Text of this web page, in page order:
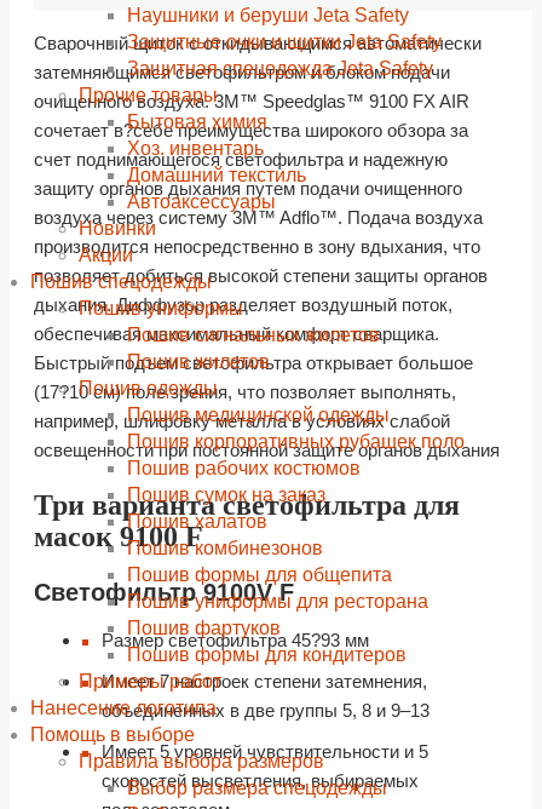
Наушники и беруши Jeta Safety
Защитные очки и щитки Jeta Safety
Защитная спецодежда Jeta Safety
Прочие товары
Бытовая химия
Хоз. инвентарь
Домашний текстиль
Автоаксессуары
Новинки
Акции
Пошив спецодежды
Пошив униформы
Пошив сигнальных жилетов
Пошив жилетов
Пошив одежды
Пошив медицинской одежды
Пошив корпоративных рубашек поло
Пошив рабочих костюмов
Пошив сумок на заказ
Пошив халатов
Пошив комбинезонов
Пошив формы для общепита
Пошив униформы для ресторана
Пошив фартуков
Пошив формы для кондитеров
Примеры работ
Нанесение логотипа
Помощь в выборе
Правила выбора размеров
Выбор размера спецодежды
Сварочный щиток с откидывающимся автоматически
затемняющимся светофильтром и блоком подачи
очищенного воздуха. 3M™ Speedglas™ 9100 FX AIR
сочетает в?себе преимущества широкого обзора за
счет поднимающегося светофильтра и надежную
защиту органов дыхания путем подачи очищенного
воздуха через систему 3M™ Adflo™. Подача воздуха
производится непосредственно в зону вдыхания, что
позволяет добиться высокой степени защиты органов
дыхания. Диффузор разделяет воздушный поток,
обеспечивая максимальный комфорт сварщика.
Быстрый подъем светофильтра открывает большое
(17?10 см) поле зрения, что позволяет выполнять,
например, шлифовку металла в условиях слабой
освещенности при постоянной защите органов дыхания
Три варианта светофильтра для
масок 9100 F
Светофильтр 9100V F
Размер светофильтра 45?93 мм
Имеет 7 настроек степени затемнения,
объединенных в две группы 5, 8 и 9–13
Имеет 5 уровней чувствительности и 5
скоростей высветления, выбираемых